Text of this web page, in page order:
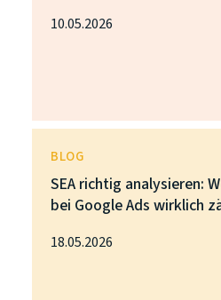
10.05.2026
BLOG
SEA richtig analysieren:
bei Google Ads wirklich
18.05.2026